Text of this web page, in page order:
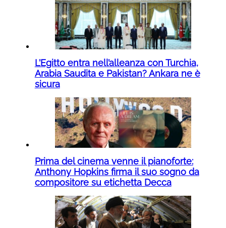
L’Egitto entra nell’alleanza con Turchia,
Arabia Saudita e Pakistan? Ankara ne è
sicura
Prima del cinema venne il pianoforte:
Anthony Hopkins firma il suo sogno da
compositore su etichetta Decca